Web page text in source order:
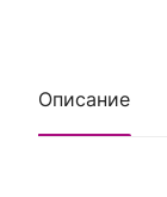
Описание